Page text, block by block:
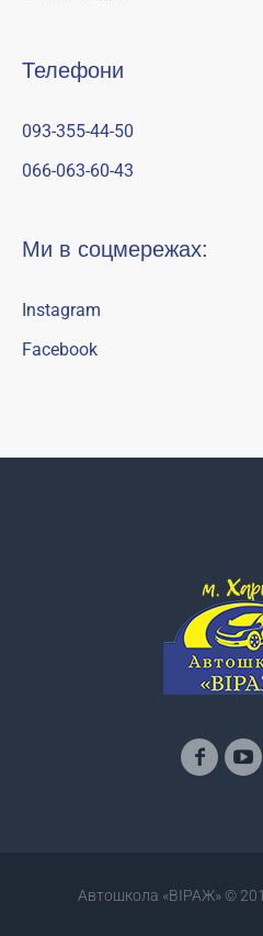
Телефони
093-355-44-50
066-063-60-43
Ми в соцмережах:
Instagram
Facebook
Автошкола «ВІРАЖ» ©